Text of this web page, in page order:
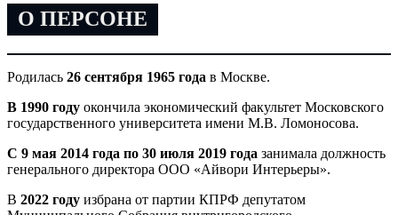
О ПЕРСОНЕ
Родилась 26 сентября 1965 года в Москве.
В 1990 году окончила экономический факультет Московского
государственного университета имени М.В. Ломоносова.
C 9 мая 2014 года по 30 июля 2019 года занимала должность
генерального директора ООО «Айвори Интерьеры».
В 2022 году избрана от партии КПРФ депутатом